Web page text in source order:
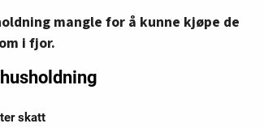
mangle for å kunne kjøpe de
i fjor.